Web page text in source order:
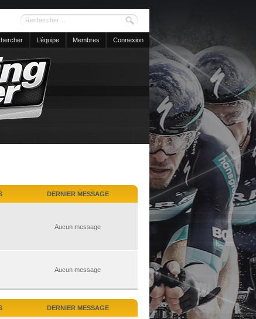
L’équipe Membres Connexion
DERNIER MESSAGE
Aucun message
Aucun message
DERNIER MESSAGE